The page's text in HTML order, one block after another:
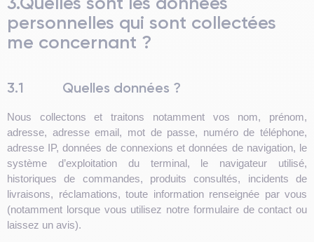
personnelles qui sont collectées
me concernant ?
3.1 Quelles données ?
Nous collectons et traitons notamment vos nom, prénom,
adresse, adresse email, mot de passe, numéro de téléphone,
adresse IP, données de connexions et données de navigation, le
système d’exploitation du terminal, le navigateur utilisé,
historiques de commandes, produits consultés, incidents de
livraisons, réclamations, toute information renseignée par vous
(notamment lorsque vous utilisez notre formulaire de contact ou
laissez un avis).